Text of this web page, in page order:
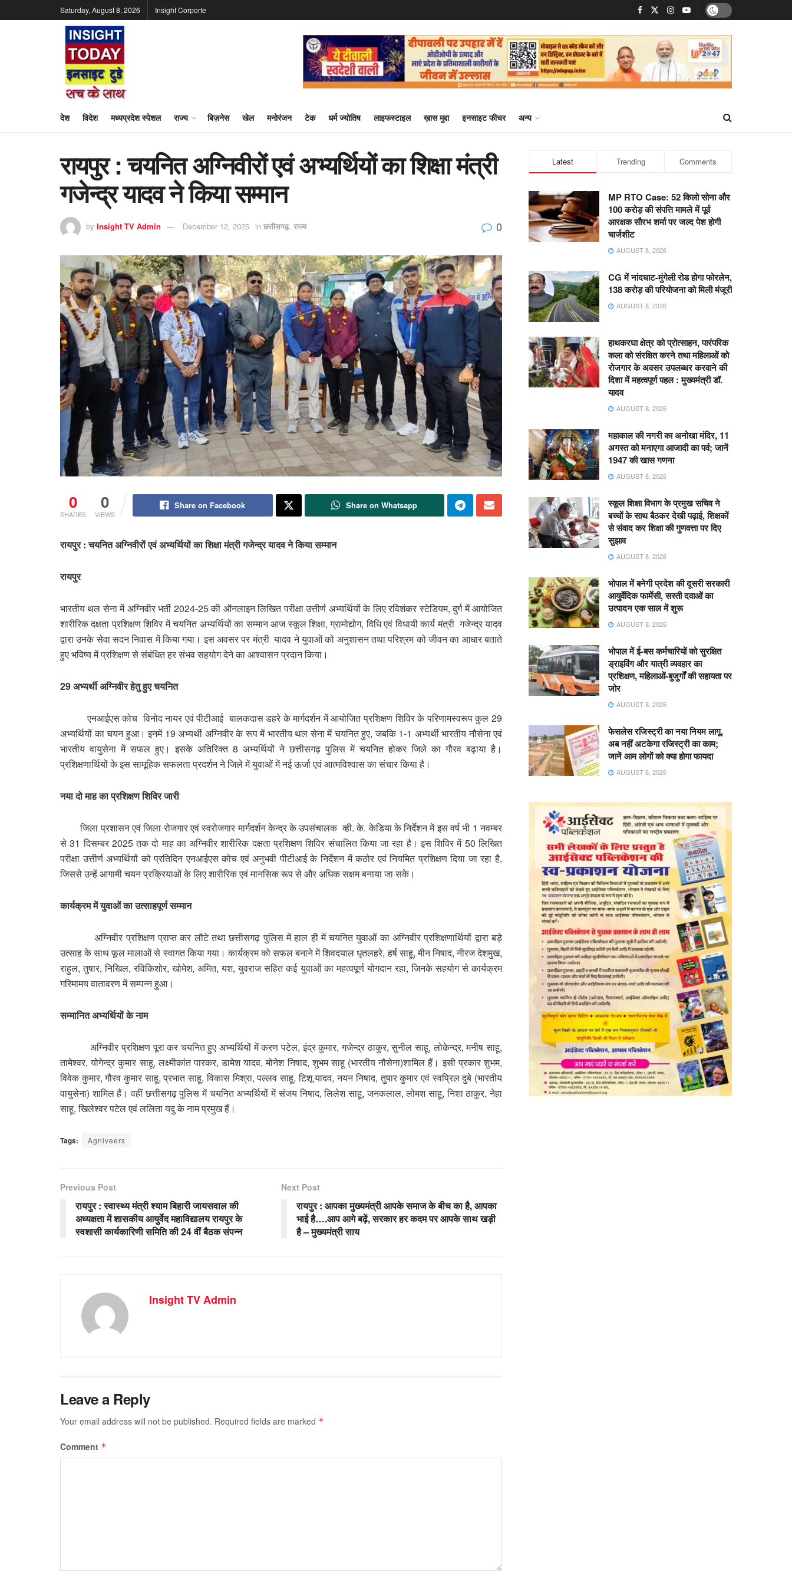
Saturday, August 8, 2026 Insight Corporte
देश विदेश मध्यप्रदेश स्पेशल राज्य बिज़नेस खेल मनोरंजन टेक धर्म ज्योतिष लाइफस्टाइल ख़ास मुद्दा इनसाइट फीचर अन्य
रायपुर : चयनित अग्निवीरों एवं अभ्यर्थियों का शिक्षा मंत्री
गजेन्द्र यादव ने किया सम्मान
by Insight TV Admin December 12, 2025 in छत्तीसगढ़, राज्य 0
0
SHARES
0
VIEWS
Share on Facebook Share on Whatsapp
रायपुर : चयनित अग्निवीरों एवं अभ्यर्थियों का शिक्षा मंत्री गजेन्द्र यादव ने किया सम्मान
रायपुर
भारतीय थल सेना में अग्निवीर भर्ती 2024-25 की ऑनलाइन लिखित परीक्षा उत्तीर्ण अभ्यर्थियों के लिए रविशंकर स्टेडियम, दुर्ग में आयोजित
शारीरिक दक्षता प्रशिक्षण शिविर में चयनित अभ्यर्थियों का सम्मान आज स्कूल शिक्षा, ग्रामोद्योग, विधि एवं विधायी कार्य मंत्री गजेन्द्र यादव
द्वारा उनके सेवा सदन निवास में किया गया। इस अवसर पर मंत्री यादव ने युवाओं को अनुशासन तथा परिश्रम को जीवन का आधार बताते
हुए भविष्य में प्रशिक्षण से संबंधित हर संभव सहयोग देने का आश्वासन प्रदान किया।
29 अभ्यर्थी अग्निवीर हेतु हुए चयनित
एनआईएस कोच विनोद नायर एवं पीटीआई बालकदास डहरे के मार्गदर्शन में आयोजित प्रशिक्षण शिविर के परिणामस्वरूप कुल 29
अभ्यर्थियों का चयन हुआ। इनमें 19 अभ्यर्थी अग्निवीर के रूप में भारतीय थल सेना में चयनित हुए, जबकि 1-1 अभ्यर्थी भारतीय नौसेना एवं
भारतीय वायुसेना में सफल हुए। इसके अतिरिक्त 8 अभ्यर्थियों ने छत्तीसगढ़ पुलिस में चयनित होकर जिले का गौरव बढ़ाया है।
प्रशिक्षणार्थियों के इस सामूहिक सफलता प्रदर्शन ने जिले में युवाओं में नई ऊर्जा एवं आत्मविश्वास का संचार किया है।
नया दो माह का प्रशिक्षण शिविर जारी
जिला प्रशासन एवं जिला रोजगार एवं स्वरोजगार मार्गदर्शन केन्द्र के उपसंचालक व्ही. के. केडिया के निर्देशन में इस वर्ष भी 1 नवम्बर
से 31 दिसम्बर 2025 तक दो माह का अग्निवीर शारीरिक दक्षता प्रशिक्षण शिविर संचालित किया जा रहा है। इस शिविर में 50 लिखित
परीक्षा उत्तीर्ण अभ्यर्थियों को प्रतिदिन एनआईएस कोच एवं अनुभवी पीटीआई के निर्देशन में कठोर एवं नियमित प्रशिक्षण दिया जा रहा है,
जिससे उन्हें आगामी चयन प्रक्रियाओं के लिए शारीरिक एवं मानसिक रूप से और अधिक सक्षम बनाया जा सके।
कार्यक्रम में युवाओं का उत्साहपूर्ण सम्मान
अग्निवीर प्रशिक्षण प्राप्त कर लौटे तथा छत्तीसगढ़ पुलिस में हाल ही में चयनित युवाओं का अग्निवीर प्रशिक्षणार्थियों द्वारा बड़े
उत्साह के साथ फूल मालाओं से स्वागत किया गया। कार्यक्रम को सफल बनाने में शिवदयाल धृतलहरे, हर्ष साहू, मीन निषाद, नीरज देशमुख,
राहुल, तुषार, निखिल, रविकिशोर, खोमेश, अमित, यश, युवराज सहित कई युवाओं का महत्वपूर्ण योगदान रहा, जिनके सहयोग से कार्यक्रम
गरिमामय वातावरण में सम्पन्न हुआ।
सम्मानित अभ्यर्थियों के नाम
अग्निवीर प्रशिक्षण पूरा कर चयनित हुए अभ्यर्थियों में करण पटेल, इंद्र कुमार, गजेन्द्र ठाकुर, सुनील साहू, लोकेन्द्र, मनीष साहू,
तामेश्वर, योगेन्द्र कुमार साहू, लक्ष्मीकांत पारकर, डामेश यादव, मोनेश निषाद, शुभम साहू (भारतीय नौसेना)शामिल हैं। इसी प्रकार शुभम,
विवेक कुमार, गौरव कुमार साहू, प्रभात साहू, विकास मिश्रा, पल्लव साहू, टिशू यादव, नयन निषाद, तुषार कुमार एवं स्वप्रिल दुबे (भारतीय
वायुसेना) शामिल हैं। वहीं छत्तीसगढ़ पुलिस में चयनित अभ्यर्थियों में संजय निषाद, लिलेश साहू, जनकलाल, लोमश साहू, निशा ठाकुर, नेहा
साहू, खिलेश्वर पटेल एवं ललिता यदु के नाम प्रमुख हैं।
Tags: Agniveers
Previous Post
रायपुर : स्वास्थ्य मंत्री श्याम बिहारी जायसवाल की
अध्यक्षता में शासकीय आयुर्वेद महाविद्यालय रायपुर के
स्वशासी कार्यकारिणी समिति की 24 वीं बैठक संपन्न
Next Post
रायपुर : आपका मुख्यमंत्री आपके समाज के बीच का है, आपका
भाई है….आप आगे बढ़ें, सरकार हर कदम पर आपके साथ खड़ी
है – मुख्यमंत्री साय
Insight TV Admin
Leave a Reply
Your email address will not be published. Required fields are marked *
Comment *
Latest Trending Comments
MP RTO Case: 52 किलो सोना और
100 करोड़ की संपत्ति मामले में पूर्व
आरक्षक सौरभ शर्मा पर जल्द पेश होगी
चार्जशीट
AUGUST 8, 2026
CG में नांदघाट-मुंगेली रोड होगा फोरलेन,
138 करोड़ की परियोजना को मिली मंजूरी
AUGUST 8, 2026
हाथकरघा क्षेत्र को प्रोत्साहन, पारंपरिक
कला को संरक्षित करने तथा महिलाओं को
रोजगार के अवसर उपलब्धर करवाने की
दिशा में महत्वपूर्ण पहल : मुख्यमंत्री डॉ.
यादव
AUGUST 8, 2026
महाकाल की नगरी का अनोखा मंदिर, 11
अगस्त को मनाएगा आजादी का पर्व; जानें
1947 की खास गणना
AUGUST 8, 2026
स्कूल शिक्षा विभाग के प्रमुख सचिव ने
बच्चों के साथ बैठकर देखी पढ़ाई, शिक्षकों
से संवाद कर शिक्षा की गुणवत्ता पर दिए
सुझाव
AUGUST 8, 2026
भोपाल में बनेगी प्रदेश की दूसरी सरकारी
आयुर्वेदिक फार्मेसी, सस्ती दवाओं का
उत्पादन एक साल में शुरू
AUGUST 8, 2026
भोपाल में ई-बस कर्मचारियों को सुरक्षित
ड्राइविंग और यात्री व्यवहार का
प्रशिक्षण, महिलाओं-बुजुर्गों की सहायता पर
जोर
AUGUST 8, 2026
फेसलेस रजिस्ट्री का नया नियम लागू,
अब नहीं अटकेगा रजिस्ट्री का काम;
जानें आम लोगों को क्या होगा फायदा
AUGUST 8, 2026